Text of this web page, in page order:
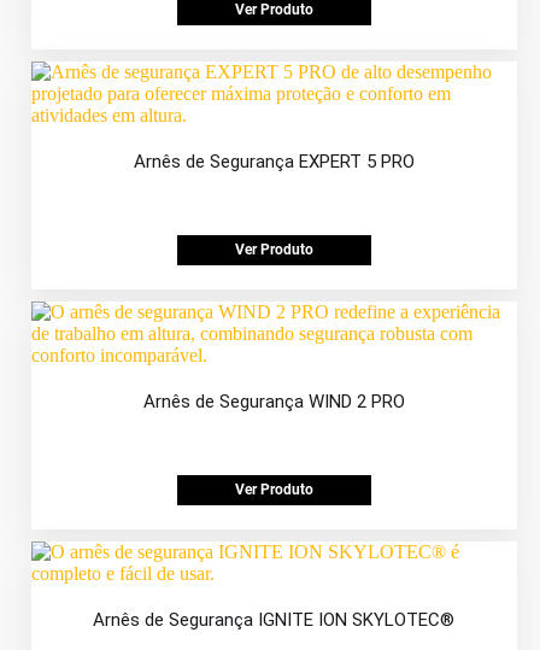
Ver Produto
Arnês de Segurança EXPERT 5 PRO
Ver Produto
Arnês de Segurança WIND 2 PRO
Ver Produto
Arnês de Segurança IGNITE ION SKYLOTEC®